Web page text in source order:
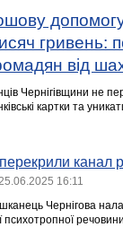
гривень:
від
Чернігівщини не
картки та
перекрили
25.06.2025 16:11
Чернігова
психотропної